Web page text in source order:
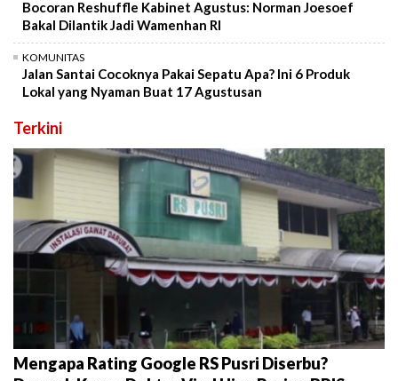
Bocoran Reshuffle Kabinet Agustus: Norman Joesoef
Bakal Dilantik Jadi Wamenhan RI
KOMUNITAS
Jalan Santai Cocoknya Pakai Sepatu Apa? Ini 6 Produk
Lokal yang Nyaman Buat 17 Agustusan
Terkini
Mengapa Rating Google RS Pusri Diserbu?